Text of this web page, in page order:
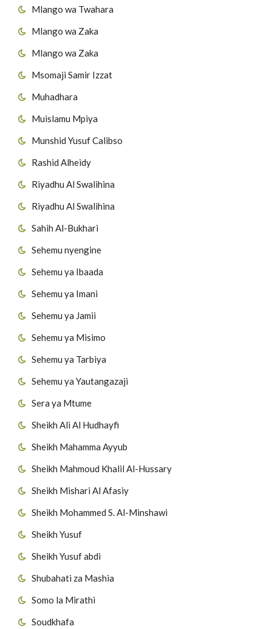
Mlango wa Twahara
Mlango wa Zaka
Mlango wa Zaka
Msomaji Samir Izzat
Muhadhara
Muislamu Mpiya
Munshid Yusuf Calibso
Rashid Alheidy
Riyadhu Al Swalihina
Riyadhu Al Swalihina
Sahih Al-Bukhari
Sehemu nyengine
Sehemu ya Ibaada
Sehemu ya Imani
Sehemu ya Jamii
Sehemu ya Misimo
Sehemu ya Tarbiya
Sehemu ya Yautangazaji
Sera ya Mtume
Sheikh Ali Al Hudhayfi
Sheikh Mahamma Ayyub
Sheikh Mahmoud Khalil Al-Hussary
Sheikh Mishari Al Afasiy
Sheikh Mohammed S. Al-Minshawi
Sheikh Yusuf
Sheikh Yusuf abdi
Shubahati za Mashia
Somo la Mirathi
Soudkhafa